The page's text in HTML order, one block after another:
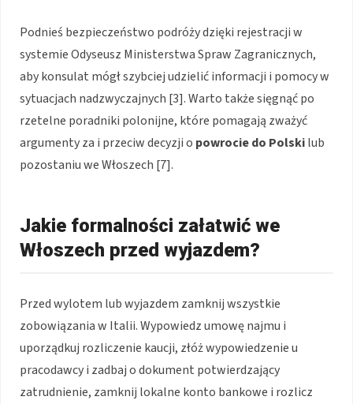
Podnieś bezpieczeństwo podróży dzięki rejestracji w
systemie Odyseusz Ministerstwa Spraw Zagranicznych,
aby konsulat mógł szybciej udzielić informacji i pomocy w
sytuacjach nadzwyczajnych [3]. Warto także sięgnąć po
rzetelne poradniki polonijne, które pomagają zważyć
argumenty za i przeciw decyzji o powrocie do Polskilub
pozostaniu we Włoszech [7].
Jakie formalności załatwić we
Włoszech przed wyjazdem?
Przed wylotem lub wyjazdem zamknij wszystkie
zobowiązania w Italii. Wypowiedz umowę najmu i
uporządkuj rozliczenie kaucji, złóż wypowiedzenie u
pracodawcy i zadbaj o dokument potwierdzający
zatrudnienie, zamknij lokalne konto bankowe i rozlicz